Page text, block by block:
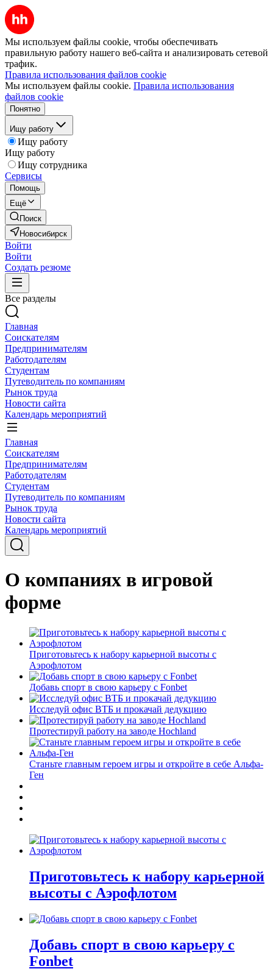
Мы используем файлы cookie, чтобы обеспечивать
правильную работу нашего веб-сайта и анализировать сетевой
трафик.
Правила использования файлов cookie
Мы используем файлы cookie. Правила использования
файлов cookie
Понятно
Ищу работу
Ищу работу
Ищу работу
Ищу сотрудника
Сервисы
Помощь
Ещё
Поиск
Новосибирск
Войти
Войти
Создать резюме
Все разделы
Главная
Соискателям
Предпринимателям
Работодателям
Студентам
Путеводитель по компаниям
Рынок труда
Новости сайта
Календарь мероприятий
Главная
Соискателям
Предпринимателям
Работодателям
Студентам
Путеводитель по компаниям
Рынок труда
Новости сайта
Календарь мероприятий
О компаниях в игровой
форме
Приготовьтесь к набору карьерной высоты с
Аэрофлотом
Добавь спорт в свою карьеру с Fonbet
Исследуй офис ВТБ и прокачай дедукцию
Протестируй работу на заводе Hochland
Станьте главным героем игры и откройте в себе Альфа-
Ген
Приготовьтесь к набору карьерной
высоты с Аэрофлотом
Добавь спорт в свою карьеру с
Fonbet